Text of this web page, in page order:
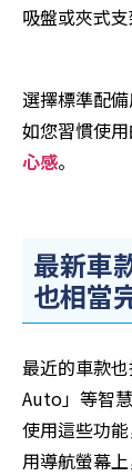
吸盤或夾式
選擇標準配
如您習慣使
心感。
最新車
也相當
最近的車款
Auto」等智
使用這些功
用導航螢幕